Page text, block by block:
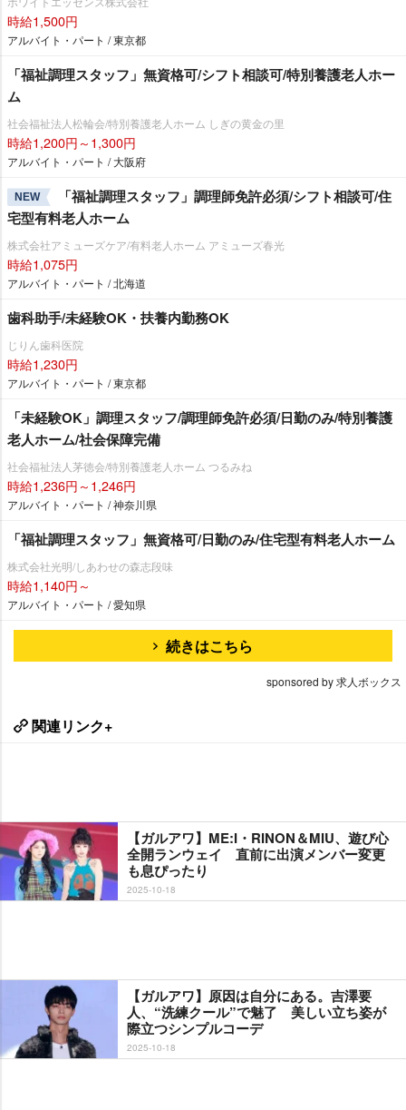
時給1,500円
アルバイト・パート / 東京都
「福祉調理スタッフ」無資格可/シフト相談可/特別養護老人ホー
ム
社会福祉法人松輪会/特別養護老人ホーム しぎの黄金の里
時給1,200円～1,300円
アルバイト・パート / 大阪府
NEW
「福祉調理スタッフ」調理師免許必須/シフト相談可/住
宅型有料老人ホーム
株式会社アミューズケア/有料老人ホーム アミューズ春光
時給1,075円
アルバイト・パート / 北海道
歯科助手/未経験OK・扶養内勤務OK
じりん歯科医院
時給1,230円
アルバイト・パート / 東京都
「未経験OK」調理スタッフ/調理師免許必須/日勤のみ/特別養護
老人ホーム/社会保障完備
社会福祉法人茅徳会/特別養護老人ホーム つるみね
時給1,236円～1,246円
アルバイト・パート / 神奈川県
「福祉調理スタッフ」無資格可/日勤のみ/住宅型有料老人ホーム
株式会社光明/しあわせの森志段味
時給1,140円～
アルバイト・パート / 愛知県
続きはこちら
sponsored by 求人ボックス
関連リンク+
【ガルアワ】ME:I・RINON＆MIU、遊び心
全開ランウェイ 直前に出演メンバー変更
も息ぴったり
2025-10-18
【ガルアワ】原因は自分にある。吉澤要
人、“洗練クール”で魅了 美しい立ち姿が
際立つシンプルコーデ
2025-10-18